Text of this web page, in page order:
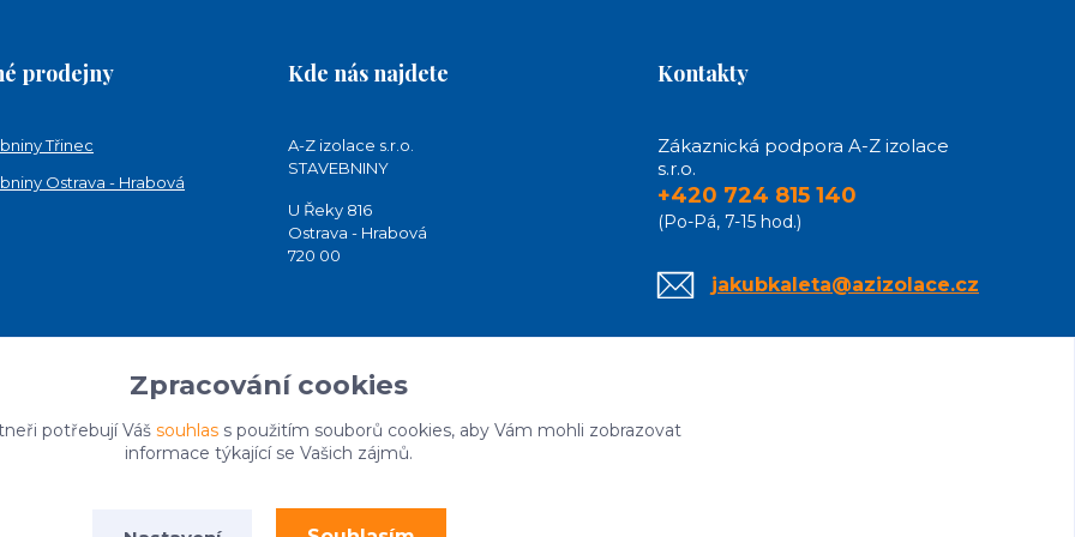
prodejny
Třinec
Ostrava - Hrabová
Kde nás najdete
A-Z izolace s.r.o.
STAVEBNINY
U Řeky 816
Ostrava - Hrabová
720 00
Kontakty
Zákaznická podpora A-Z izolace
s.r.o.
+420 724 815 140
(Po-Pá, 7-15 hod.)
jakubkaleta@azizolace.cz
Zpracování cookies
potřebují Váš souhlass použitím souborů cookies, aby Vám mohli zobrazovat
informace týkající se Vašich zájmů.